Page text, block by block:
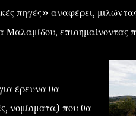
πηγές» αναφέρει,
επισημαίνοντας
έρευνα θα
νομίσματα) που θα